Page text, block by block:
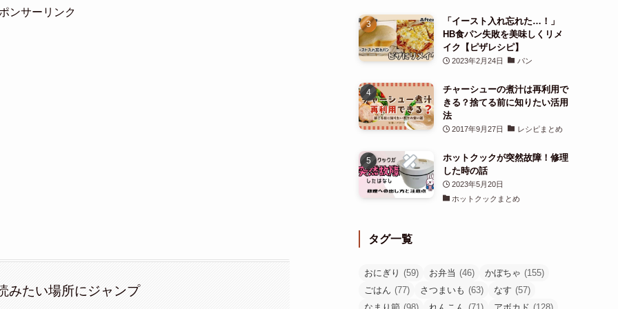
ンサーリンク
みたい場所にジャンプ
「イースト入れ忘れた…！」
HB食パン失敗を美味しくリメ
イク【ピザレシピ】
2023年2月24日 パン
チャーシューの煮汁は再利用で
きる？捨てる前に知りたい活用
法
2017年9月27日 レシピまとめ
ホットクックが突然故障！修理
した時の話
2023年5月20日
ホットクックまとめ
タグ一覧
おにぎり (59) お弁当 (46) かぼちゃ (155)
ごはん (77) さつまいも (63) なす (57)